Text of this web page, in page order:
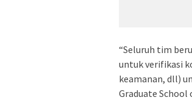
“Seluruh tim
untuk verifikasi
keamanan, dll)
Graduate School